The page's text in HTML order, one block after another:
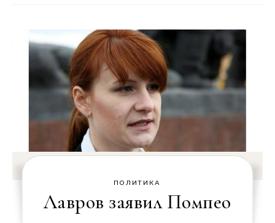
ПОЛИТИКА
Лавров заявил Помпео